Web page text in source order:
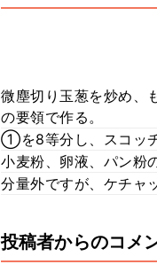
微塵切り玉葱を炒め、
の要領で作る。
①を8等分し、スコッチ
小麦粉、卵液、パン粉
分量外ですが、ケチャ
投稿者からのコメ